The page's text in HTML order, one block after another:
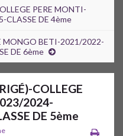
PERE MONTI-
CLASSE DE 4ème
MONGO BETI-2021/2022-
DE 6ème
COLLEGE
2024-
DE 5ème